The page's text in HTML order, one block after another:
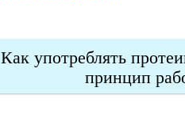
Как употреблять
принцип